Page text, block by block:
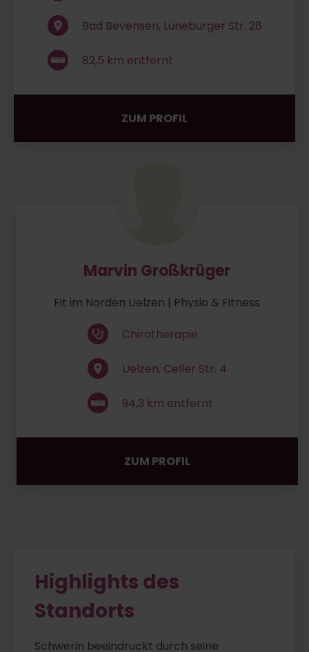
Bad Bevensen, Lüneburger Str. 28
82,5 km entfernt
ZUM PROFIL
Marvin Großkrüger
Fit im Norden Uelzen | Physio & Fitness
Chirotherapie
Uelzen, Celler Str. 4
94,3 km entfernt
ZUM PROFIL
Highlights des
Standorts
Schwerin beeindruckt durch seine